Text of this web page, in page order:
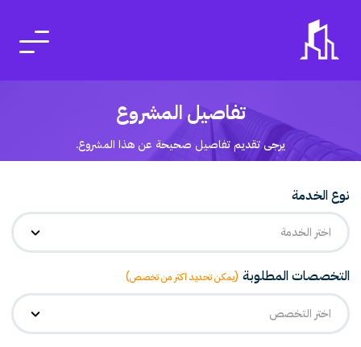
تفاصيل المشروع
يرجى تقديم تفاصيل صحيحة عن هذا المشروع.
نوع الخدمة
اختر الخدمة
التخصصات المطلوبة (يمكن تحديد اكثر من تخصص)
اختر التخصص